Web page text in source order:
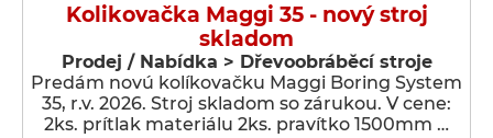
Kolikovačka Maggi 35 - nový stroj
skladom
Prodej / Nabídka > Dřevoobráběcí stroje
Predám novú kolíkovačku Maggi Boring System
35, r.v. 2026. Stroj skladom so zárukou. V cene:
2ks. prítlak materiálu 2ks. pravítko 1500mm …